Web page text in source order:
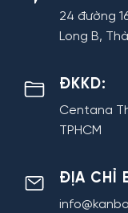
24 đường
Long B,
ĐKKD:
Centana
TPHCM
ĐỊA CHỈ